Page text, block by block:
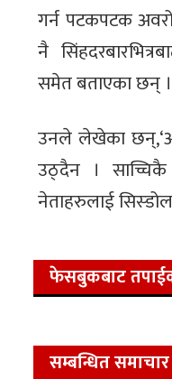
गर्न पटकपटक
नै
समेत बताएका छन् ।
उनले लेखेका
उठ्दैन ।
नेताहरुलाई
फेसबुकबाट
सम्बन्धित समाचार